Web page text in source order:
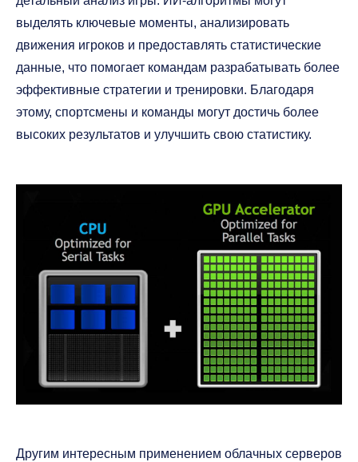
выделять ключевые моменты, анализировать
движения игроков и предоставлять статистические
данные, что помогает командам разрабатывать более
эффективные стратегии и тренировки. Благодаря
этому, спортсмены и команды могут достичь более
высоких результатов и улучшить свою статистику.
Другим интересным применением облачных серверов